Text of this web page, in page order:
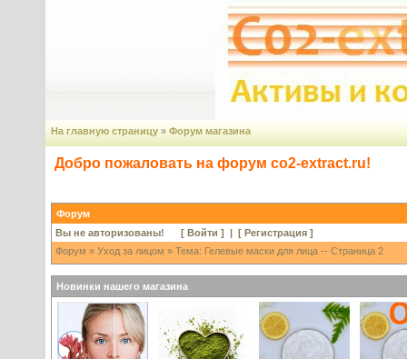
На главную страницу » Форум магазина
Добро пожаловать на форум co2-extract.ru!
Форум
Вы не авторизованы! [ Войти ] | [ Регистрация ]
Форум » Уход за лицом » Тема: Гелевые маски для лица -- Страница 2
Новинки нашего магазина